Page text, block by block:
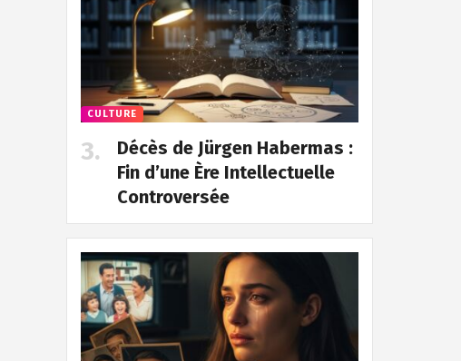
CULTURE
Décès de Jürgen Habermas :
Fin d’une Ère Intellectuelle
Controversée